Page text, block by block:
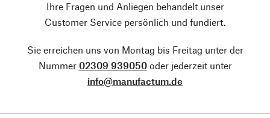
Ihre Fragen und Anliegen behandelt unser
Customer Service persönlich und fundiert.
Sie erreichen uns von Montag bis Freitag unter der
Nummer 02309 939050oder jederzeit unter
info@manufactum.de